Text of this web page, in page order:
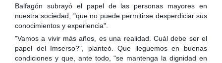
Balfagón subrayó el papel de las personas mayores en
nuestra sociedad, "que no puede permitirse desperdiciar sus
conocimientos y experiencia".
"Vamos a vivir más años, es una realidad. Cuál debe ser el
papel del Imserso?", planteó. Que lleguemos en buenas
condiciones y que, ante todo, "se mantenga la dignidad en